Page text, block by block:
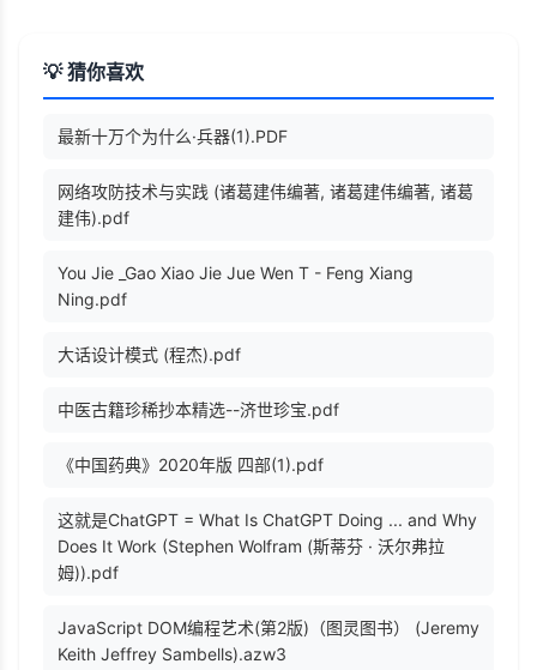
💡 猜你喜欢
最新十万个为什么·兵器(1).PDF
网络攻防技术与实践 (诸葛建伟编著, 诸葛建伟编著, 诸葛
建伟).pdf
You Jie _Gao Xiao Jie Jue Wen T - Feng Xiang
Ning.pdf
大话设计模式 (程杰).pdf
中医古籍珍稀抄本精选--济世珍宝.pdf
《中国药典》2020年版 四部(1).pdf
这就是ChatGPT = What Is ChatGPT Doing ... and Why
Does It Work (Stephen Wolfram (斯蒂芬 · 沃尔弗拉
姆)).pdf
JavaScript DOM编程艺术(第2版)（图灵图书） (Jeremy
Keith Jeffrey Sambells).azw3